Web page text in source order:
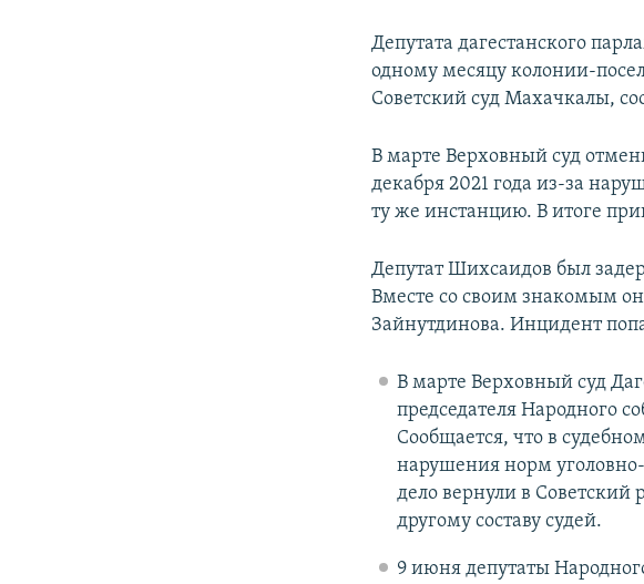
Депутата дагестанского
одному месяцу колонии-
Советский суд Махачкалы,
В марте Верховный суд
декабря 2021 года из-за
ту же инстанцию. В итоге
Депутат Шихсаидов был
Вместе со своим знакомым
Зайнутдинова. Инцидент
В марте Верховный суд
председателя Народного
Сообщается, что в
нарушения норм уголовно-
дело вернули в Советский
другому составу судей.
9 июня депутаты